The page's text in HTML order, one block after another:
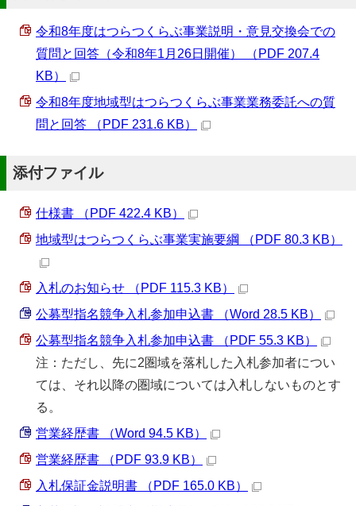
令和8年度はつらつくらぶ事業説明・意見交換会での
質問と回答（令和8年1月26日開催） （PDF 207.4
KB）
令和8年度地域型はつらつくらぶ事業業務委託への質
問と回答 （PDF 231.6 KB）
添付ファイル
仕様書 （PDF 422.4 KB）
地域型はつらつくらぶ事業実施要綱 （PDF 80.3 KB）
入札のお知らせ （PDF 115.3 KB）
公募型指名競争入札参加申込書 （Word 28.5 KB）
公募型指名競争入札参加申込書 （PDF 55.3 KB）
注：ただし、先に2圏域を落札した入札参加者につい
ては、それ以降の圏域については入札しないものとす
る。
営業経歴書 （Word 94.5 KB）
営業経歴書 （PDF 93.9 KB）
入札保証金説明書 （PDF 165.0 KB）